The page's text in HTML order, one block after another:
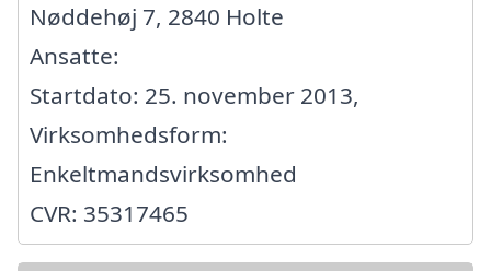
Nøddehøj 7, 2840 Holte
Ansatte:
Startdato: 25. november 2013,
Virksomhedsform:
Enkeltmandsvirksomhed
CVR: 35317465